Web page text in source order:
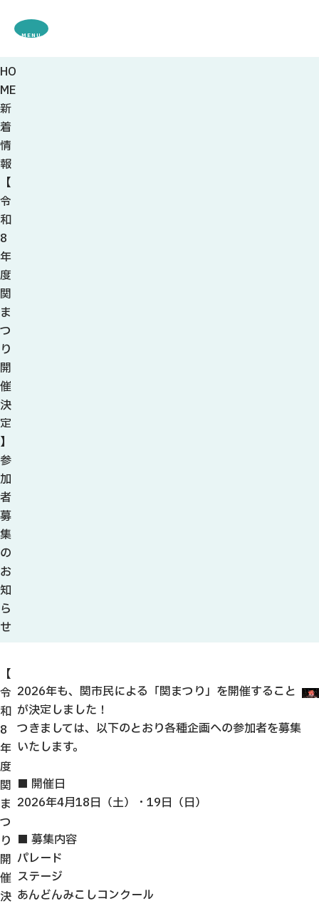
MENU
HO
ME
新
着
情
報
【
令
和
8
年
度
関
ま
つ
り
開
催
決
定
】
参
加
者
募
集
の
お
知
ら
せ
【
令
和
8
年
度
関
ま
つ
り
開
催
決
2026年も、関市民による「関まつり」を開催すること
が決定しました！
つきましては、以下のとおり各種企画への参加者を募集
いたします。
■ 開催日
2026年4月18日（土）・19日（日）
■ 募集内容
パレード
ステージ
あんどんみこしコンクール